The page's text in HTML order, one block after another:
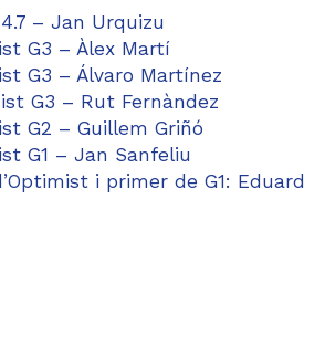
– Jan Urquizu
G3 – Àlex Martí
G3 – Álvaro Martínez
G3 – Rut Fernàndez
G2 – Guillem Griñó
G1 – Jan Sanfeliu
i primer de G1: Eduard